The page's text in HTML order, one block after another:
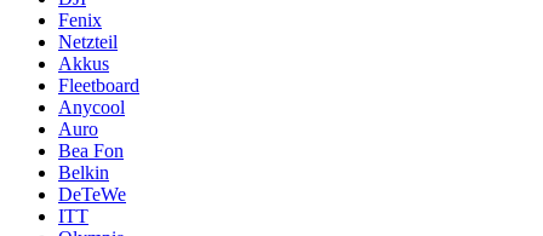
Fenix
Netzteil
Akkus
Fleetboard
Anycool
Auro
Bea Fon
Belkin
DeTeWe
ITT